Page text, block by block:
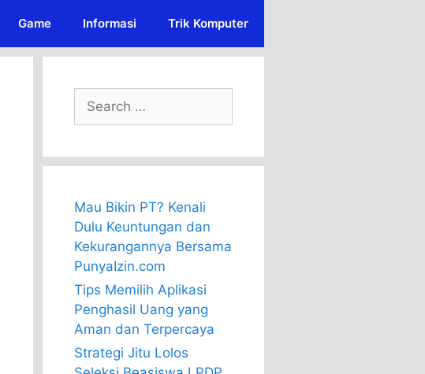
Game Informasi Trik Komputer
Search
for:
Mau Bikin PT? Kenali
Dulu Keuntungan dan
Kekurangannya Bersama
PunyaIzin.com
Tips Memilih Aplikasi
Penghasil Uang yang
Aman dan Terpercaya
Strategi Jitu Lolos